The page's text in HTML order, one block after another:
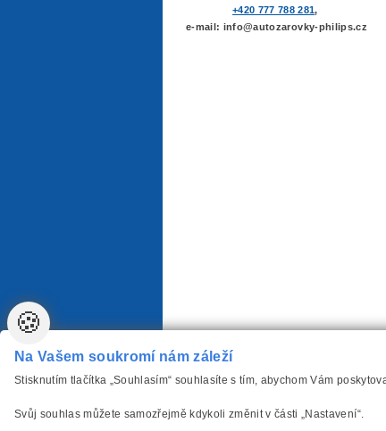
+420 777 788 281,
e-mail: info@autozarovky-philips.cz
🍪
Na Vašem soukromí nám záleží
Stisknutím tlačítka „Souhlasím“ souhlasíte s tím, abychom Vám
Svůj souhlas můžete samozřejmě kdykoli změnit v části „Nastavení“.